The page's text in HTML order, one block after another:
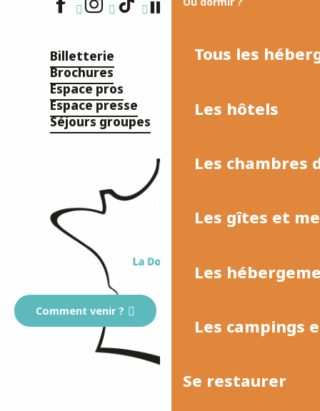
Tous les
Les hôtels
Les chambres
Les gîtes et
Les
Les campings
Se restaurer
Billetterie
Brochures
Espace pros
Espace presse
Séjours groupes
Comment venir ?